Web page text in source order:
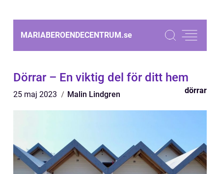
MARIABEROENDECENTRUM.se
Dörrar – En viktig del för ditt hem
25 maj 2023 Malin Lindgren dörrar